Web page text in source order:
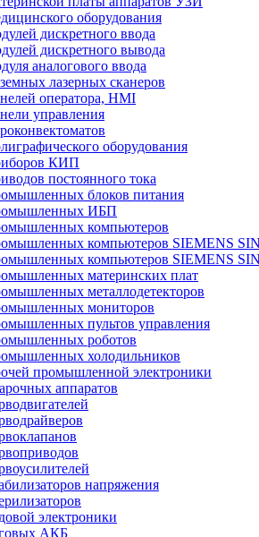
оборудования
дискретного ввода
дискретного вывода
аналогового ввода
лазерных сканеров
оператора, HMI
управления
оборудования
КИП
постоянного тока
блоков питания
ИБП
компьютеров
компьютеров SIEMENS
компьютеров SIEMENS
материнских плат
металлодетекторов
мониторов
пультов управления
роботов
холодильников
промышленной электроники
аппаратов
напряжения
электроники
АКБ